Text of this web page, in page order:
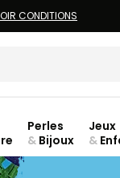
CONDITIONS
Perles
& Bijoux
Jeux
&